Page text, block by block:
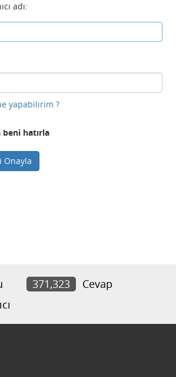
adı:
yapabilirim ?
beni hatırla
Onayla
371,323
Cevap